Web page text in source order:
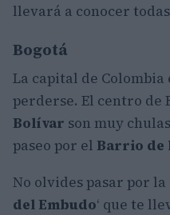
llevará a conocer
Bogotá
La capital de Colombia
perderse. El centro de
Bolívar son muy
paseo por el Barrio de
No olvides pasar por la
del Embudo‘ que te